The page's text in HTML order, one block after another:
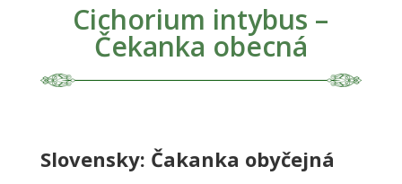
Cichorium intybus –
Čekanka obecná
Slovensky: Čakanka obyčejná